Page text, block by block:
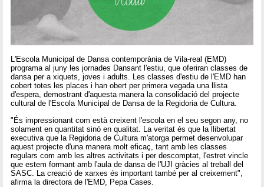
L'Escola Municipal de Dansa contemporània de Vila-real (EMD)
programa al juny les jornades Dansant l'estiu, que oferiran classes de
dansa per a xiquets, joves i adults. Les classes d'estiu de l'EMD han
cobert totes les places i han obert per primera vegada una llista
d'espera, demostrant d'aquesta manera la consolidació del projecte
cultural de l'Escola Municipal de Dansa de la Regidoria de Cultura.
"És impressionant com està creixent l'escola en el seu segon any, no
solament en quantitat sinó en qualitat. La veritat és que la llibertat
executiva que la Regidoria de Cultura m'atorga permet desenvolupar
aquest projecte d'una manera molt eficaç, tant amb les classes
regulars com amb les altres activitats i per descomptat, l'estret vincle
que estem formant amb l'aula de dansa de l'UJI gràcies al treball del
SASC. La creació de xarxes és important també per al creixement",
afirma la directora de l'EMD, Pepa Cases.